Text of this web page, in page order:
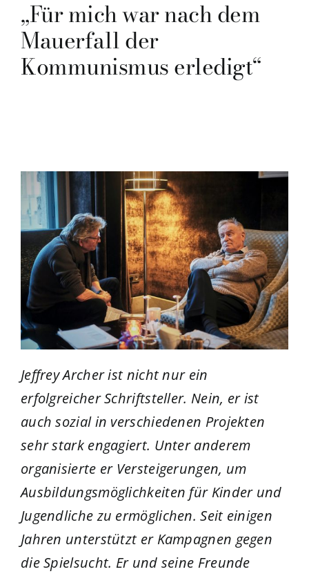
„Für mich warnach dem
Mauerfall der
Kommunismus erledigt“
Jeffrey Archer ist nicht nur ein
erfolgreicher Schriftsteller. Nein, er ist
auch sozial in verschiedenen Projekten
sehr stark engagiert. Unter anderem
organisierte er Versteigerungen, um
Ausbildungsmöglichkeiten für Kinder und
Jugendliche zu ermöglichen. Seit einigen
Jahren unterstützt er Kampagnen gegen
die Spielsucht. Er und seine Freunde